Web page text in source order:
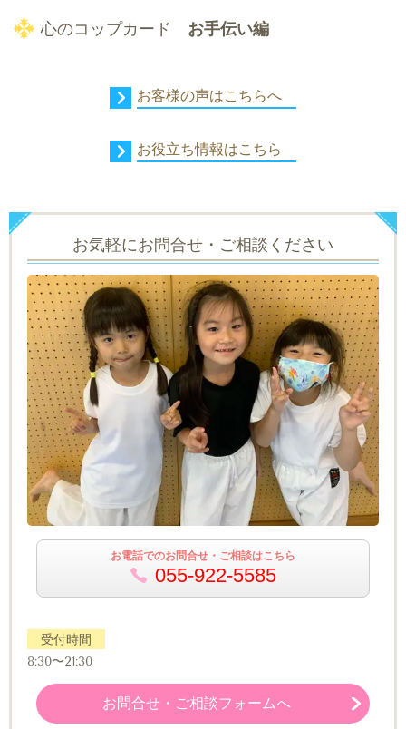
心のコップカード お手伝い編
お客様の声はこちらへ
お役立ち情報はこちら
お気軽にお問合せ・ご相談ください
お電話でのお問合せ・ご相談はこちら
055-922-5585
受付時間
8:30〜21:30
お問合せ・ご相談フォームへ